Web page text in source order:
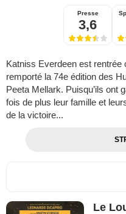
Presse
3,6
Katniss Everdeen est
remporté la 74e édition des
Peeta Mellark. Puisqu’ils ont
fois de plus leur famille et
de la victoire...
Le